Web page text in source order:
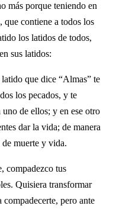
más porque teniendo en
contiene a todos los
los latidos de todos,
sus latidos:
que dice “Almas” te
los pecados, y te
de ellos; y en ese otro
dar la vida; de manera
muerte y vida.
compadezco tus
Quisiera transformar
pero ante